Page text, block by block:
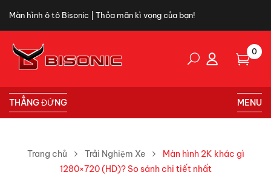
Màn hình ô tô Bisonic | Thỏa mãn kì vọng của bạn!
0
THẲNG ĐỨNG MENU
Trang chủ Trải Nghiệm Xe
Màn hình 2K khác gì
1280×720 (HD)? So sánh chi tiết nhất